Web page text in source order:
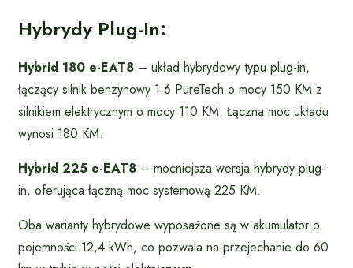
Hybrydy Plug-In:
Hybrid 180 e-EAT8 – układ hybrydowy typu plug-in,
łączący silnik benzynowy 1.6 PureTech o mocy 150 KM z
silnikiem elektrycznym o mocy 110 KM. Łączna moc układu
wynosi 180 KM.
Hybrid 225 e-EAT8 – mocniejsza wersja hybrydy plug-
in, oferująca łączną moc systemową 225 KM.
Oba warianty hybrydowe wyposażone są w akumulator o
pojemności 12,4 kWh, co pozwala na przejechanie do 60